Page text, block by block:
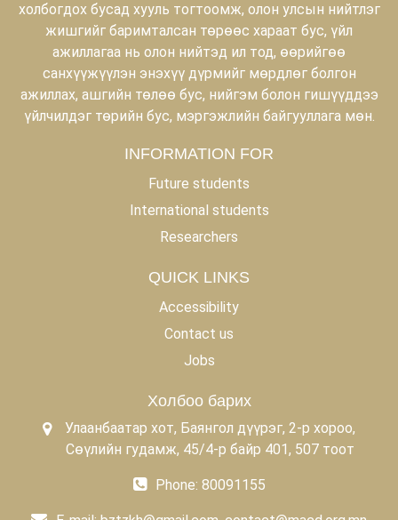
холбогдох бусад хууль тогтоомж, олон улсын нийтлэг
жишгийг баримталсан төрөөс хараат бус, үйл
ажиллагаа нь олон нийтэд ил тод, өөрийгөө
санхүүжүүлэн энэхүү дүрмийг мөрдлөг болгон
ажиллах, ашгийн төлөө бус, нийгэм болон гишүүддээ
үйлчилдэг төрийн бус, мэргэжлийн байгууллага мөн.
INFORMATION FOR
Future students
International students
Researchers
QUICK LINKS
Accessibility
Contact us
Jobs
Холбоо барих
Улаанбаатар хот, Баянгол дүүрэг, 2-р хороо,
Сөүлийн гудамж, 45/4-р байр 401, 507 тоот
Phone: 80091155